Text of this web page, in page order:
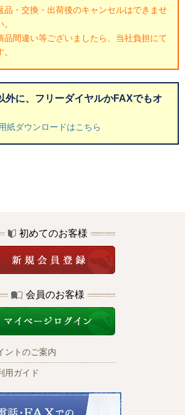
品・交換・出荷後のキャンセルはできませ
品間違い等ございましたら、当社負担にて
外に、フリーダイヤルかFAXでもオ
紙ダウンロードはこちら
初めてのお客様
会員のお客様
ントのご案内
用ガイド